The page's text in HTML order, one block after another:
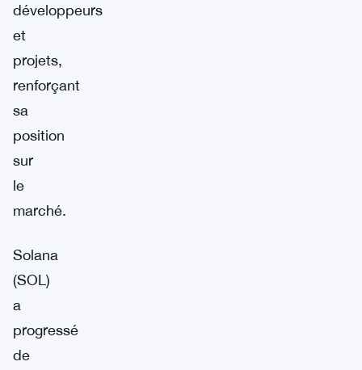
développeurs
et
projets,
renforçant
sa
position
sur
le
marché.
Solana
(SOL)
a
progressé
de